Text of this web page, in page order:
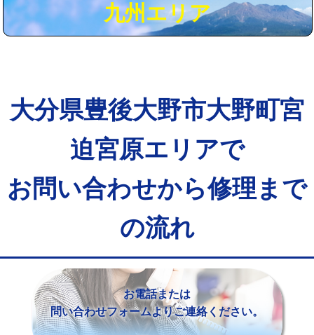
九州エリア
大分県豊後大野市大野町宮
迫宮原エリアで
お問い合わせから修理まで
の流れ
お電話または
問い合わせフォームよりご連絡ください。